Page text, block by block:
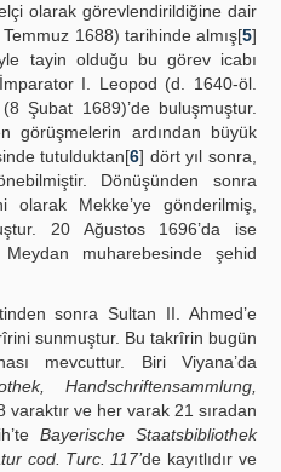
olarak görevlendirildiğine dair
1688) tarihinde almış[5]
tayin olduğu bu görev icabı
I. Leopod (d. 1640-öl.
Şubat 1689)’de buluşmuştur.
görüşmelerin ardından büyük
tutulduktan[6] dört yıl sonra,
Dönüşünden sonra
Mekke’ye gönderilmiş,
20 Ağustos 1696’da ise
muharebesinde şehid
sonra Sultan II. Ahmed’e
sunmuştur. Bu takrîrin bugün
mevcuttur. Biri Viyana’da
Handschriftensammlung,
varaktır ve her varak 21 sıradan
Bayerische Staatsbibliothek
cod. Turc. 117’de kayıtlıdır ve